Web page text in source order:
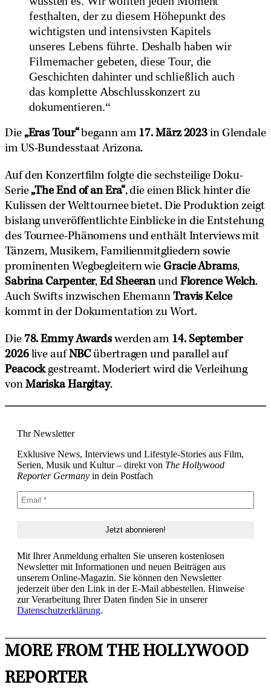
festhalten, der zu diesem Höhepunkt des
wichtigsten und intensivsten Kapitels
unseres Lebens führte. Deshalb haben wir
Filmemacher gebeten, diese Tour, die
Geschichten dahinter und schließlich auch
das komplette Abschlusskonzert zu
dokumentieren.“
Die „Eras Tour“begann am 17. März 2023 in Glendale
im US-Bundesstaat Arizona.
Auf den Konzertfilm folgte die sechsteilige Doku-
Serie„The End of an Era“, die einen Blick hinter die
Kulissen der Welttournee bietet. Die Produktion zeigt
bislang unveröffentlichte Einblicke in die Entstehung
des Tournee-Phänomens und enthält Interviews mit
Tänzern, Musikern, Familienmitgliedern sowie
prominenten Wegbegleitern wie Gracie Abrams,
Sabrina Carpenter,Ed Sheeranund Florence Welch.
Auch Swifts inzwischen Ehemann Travis Kelce
kommt in der Dokumentation zu Wort.
Die 78. Emmy Awards werden am 14. September
2026live aufNBCübertragen und parallel auf
Peacockgestreamt. Moderiert wird die Verleihung
von Mariska Hargitay.
Thr Newsletter
Exklusive News, Interviews und Lifestyle-Stories aus Film,
Serien, Musik und Kultur – direkt von The Hollywood
Reporter Germany in dein Postfach
Mit Ihrer Anmeldung erhalten Sie unseren kostenlosen
Newsletter mit Informationen und neuen Beiträgen aus
unserem Online-Magazin. Sie können den Newsletter
jederzeit über den Link in der E-Mail abbestellen. Hinweise
zur Verarbeitung Ihrer Daten finden Sie in unserer
Datenschutzerklärung.
MORE FROM THE HOLLYWOOD
REPORTER